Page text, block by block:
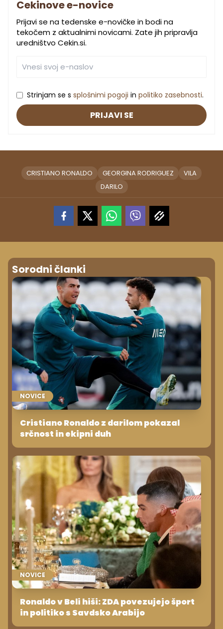
Cekinove e-novice
Prijavi se na tedenske e-novičke in bodi na
tekočem z aktualnimi novicami. Zate jih pripravlja
uredništvo Cekin.si.
Strinjam se s splošnimi pogoji in politiko zasebnosti.
PRIJAVI SE
CRISTIANO RONALDO GEORGINA RODRIGUEZ
VILA
DARILO
Sorodni članki
NOVICE
Cristiano Ronaldo z darilom pokazal
srčnost in ekipni duh
NOVICE
Ronaldo v Beli hiši: ZDA povezujejo šport
in politiko s Savdsko Arabijo